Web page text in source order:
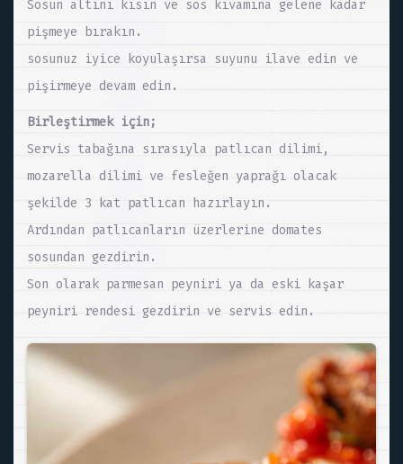
Sosun altını kısın ve sos kıvamına gelene kadar
pişmeye bırakın.
sosunuz iyice koyulaşırsa suyunu ilave edin ve
pişirmeye devam edin.
Birleştirmek için;
Servis tabağına sırasıyla patlıcan dilimi,
mozarella dilimi ve fesleğen yaprağı olacak
şekilde 3 kat patlıcan hazırlayın.
Ardından patlıcanların üzerlerine domates
sosundan gezdirin.
Son olarak parmesan peyniri ya da eski kaşar
peyniri rendesi gezdirin ve servis edin.